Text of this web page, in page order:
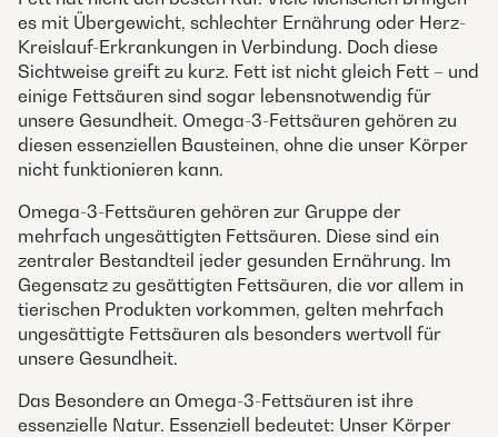
es mit Übergewicht, schlechter Ernährung oder Herz-
Kreislauf-Erkrankungen in Verbindung. Doch diese
Sichtweise greift zu kurz. Fett ist nicht gleich Fett – und
einige Fettsäuren sind sogar lebensnotwendig für
unsere Gesundheit. Omega-3-Fettsäuren gehören zu
diesen essenziellen Bausteinen, ohne die unser Körper
nicht funktionieren kann.
Omega-3-Fettsäuren gehören zur Gruppe der
mehrfach ungesättigten Fettsäuren. Diese sind ein
zentraler Bestandteil jeder gesunden Ernährung. Im
Gegensatz zu gesättigten Fettsäuren, die vor allem in
tierischen Produkten vorkommen, gelten mehrfach
ungesättigte Fettsäuren als besonders wertvoll für
unsere Gesundheit.
Das Besondere an Omega-3-Fettsäuren ist ihre
essenzielle Natur. Essenziell bedeutet: Unser Körper